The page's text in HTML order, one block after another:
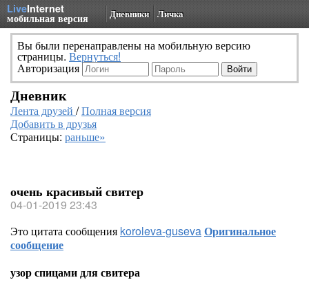
LiveInternet
мобильная версия Дневники Личка
Вы были перенаправлены на мобильную версию
страницы. Вернуться!
Авторизация
Дневник
Лента друзей /Полная версия
Добавить в друзья
Страницы: раньше»
очень красивый свитер
04-01-2019 23:43
Это цитата сообщения koroleva-gusevaОригинальное
сообщение
узор спицами для свитера